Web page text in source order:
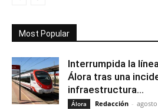
Most Popular
Interrumpida la
Álora tras una
infraestructura...
Álora Redacción -